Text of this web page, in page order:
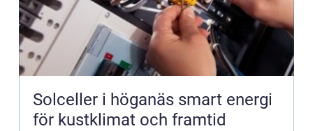
Solceller i höganäs smart energi
för kustklimat och framtid